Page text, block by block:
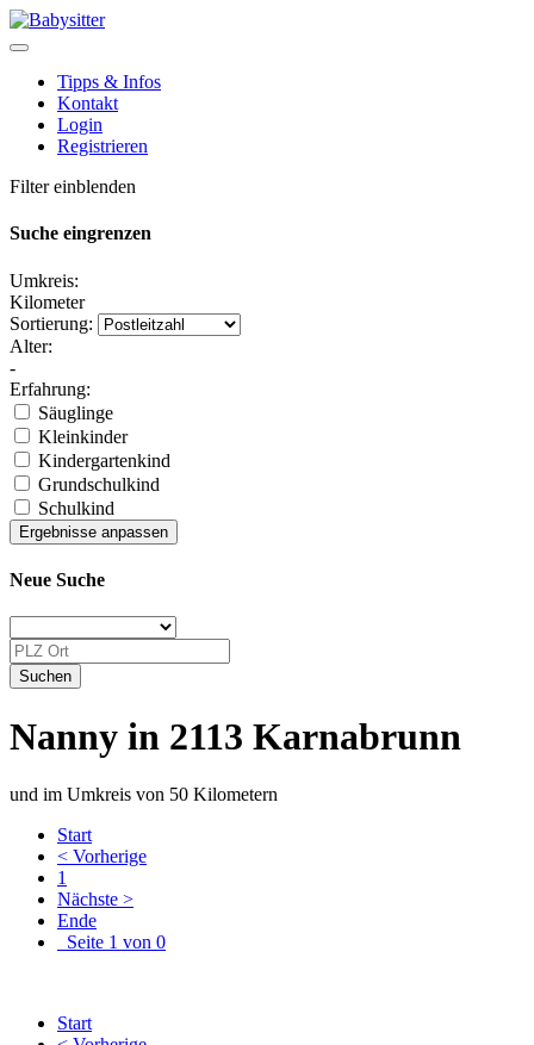
Tipps & Infos
Kontakt
Login
Registrieren
Filter einblenden
Suche eingrenzen
Umkreis:
Kilometer
Sortierung:
Alter:
-
Erfahrung:
Säuglinge
Kleinkinder
Kindergartenkind
Grundschulkind
Schulkind
Neue Suche
Nanny in 2113 Karnabrunn
und im Umkreis von 50 Kilometern
Start
< Vorherige
1
Nächste >
Ende
Seite 1 von 0
Start